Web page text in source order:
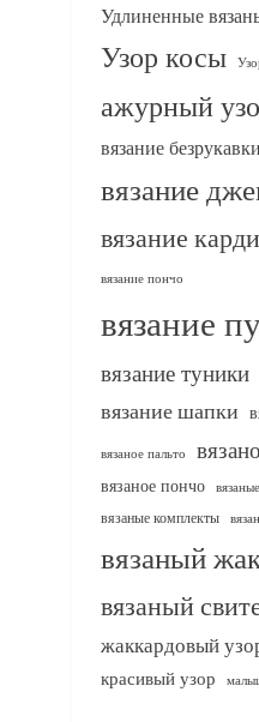
Удлиненные
Узор косы
ажурный
вязание безрукавки
вязание
вязание
вязание пончо
вязание
вязание туники
вязание шапки
вязаное пальто
вязаное пончо
вязаные комплекты
вязаный
вязаный
жаккардовый
красивый узор